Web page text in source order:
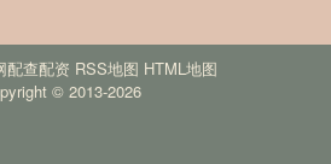
配查配资 RSS地图 HTML地图
© 2013-2026